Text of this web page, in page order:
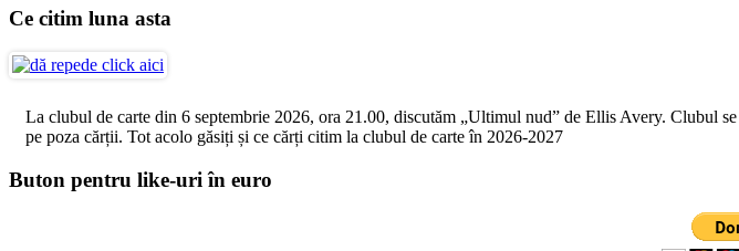
Ce citim luna asta
La clubul de carte din 6 septembrie 2026, ora 21.00, discutăm „Ultimul nud” de Ellis Avery. Clubul
pe poza cărții. Tot acolo găsiți și ce cărți citim la clubul de carte în 2026-2027
Buton pentru like-uri în euro